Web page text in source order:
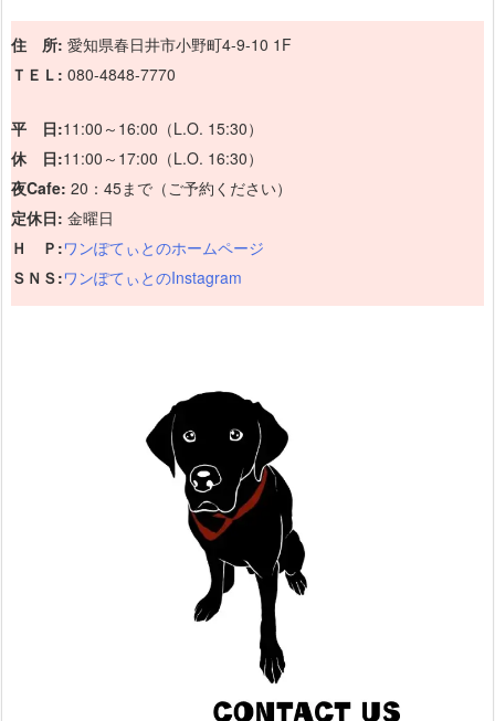
住 所: 愛知県春日井市小野町4-9-10 1F
ＴＥＬ: 080-4848-7770
平 日:11:00～16:00（L.O. 15:30）
休 日:11:00～17:00（L.O. 16:30）
夜Cafe: 20：45まで（ご予約ください）
定休日: 金曜日
Ｈ Ｐ:ワンぽてぃとのホームページ
ＳＮＳ:ワンぽてぃとのInstagram